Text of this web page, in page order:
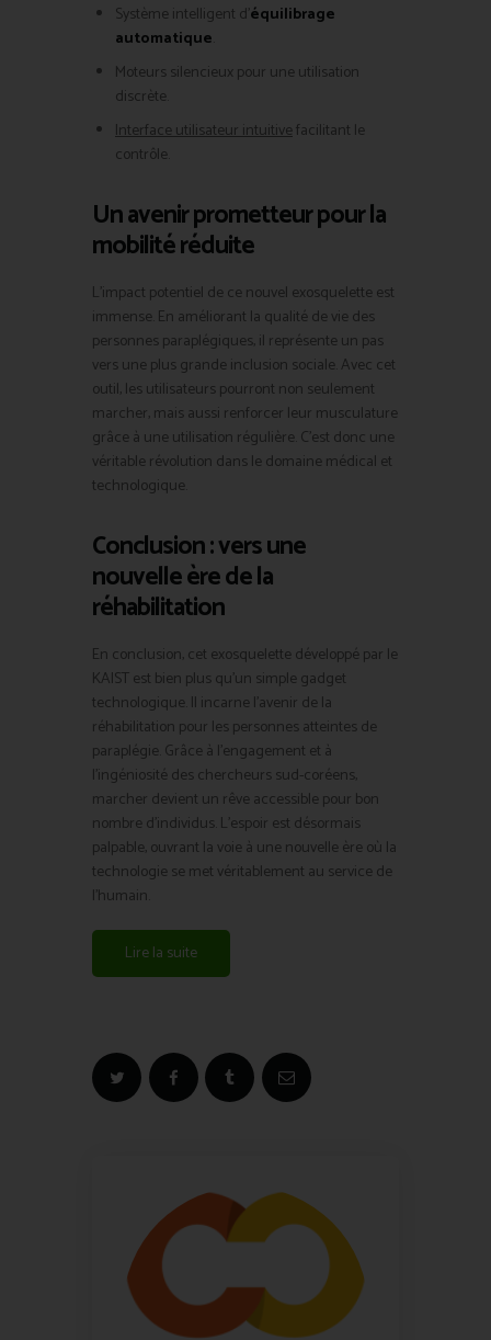
Système intelligent d’équilibrage
automatique
Moteurs silencieux pour une utilisation
discrète.
Interface utilisateur intuitivefacilitant le
contrôle.
Un avenir prometteur pour la
mobilité réduite
L’impact potentiel de ce nouvel exosquelette est
immense. En améliorant la qualité de vie des
personnes paraplégiques, il représente un pas
vers une plus grande inclusion sociale. Avec cet
outil, les utilisateurs pourront non seulement
marcher, mais aussi renforcer leur musculature
grâce à une utilisation régulière. C’est donc une
véritable révolution dans le domaine médical et
technologique.
Conclusion : vers une
nouvelle ère de la
réhabilitation
En conclusion, cet exosquelette développé par le
KAIST est bien plus qu’un simple gadget
technologique. Il incarne l’avenir de la
réhabilitation pour les personnes atteintes de
paraplégie. Grâce à l’engagement et à
l’ingéniosité des chercheurs sud-coréens,
marcher devient un rêve accessible pour bon
nombre d’individus. L’espoir est désormais
palpable, ouvrant la voie à une nouvelle ère où la
technologie se met véritablement au service de
l’humain.
Lire la suite